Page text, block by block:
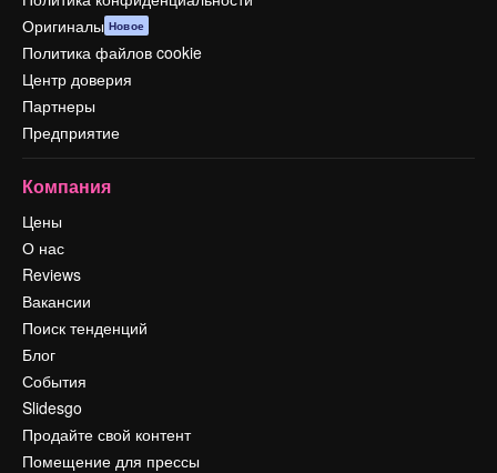
Оригиналы Новое
Политика файлов cookie
Центр доверия
Партнеры
Предприятие
Компания
Цены
О нас
Reviews
Вакансии
Поиск тенденций
Блог
События
Slidesgo
Продайте свой контент
Помещение для прессы